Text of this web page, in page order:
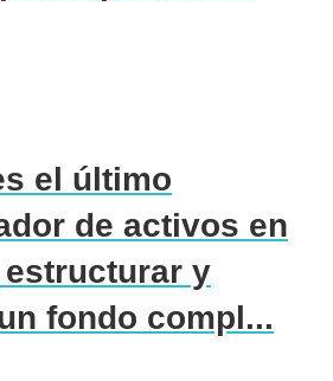
el último
de activos en
y
fondo compl...